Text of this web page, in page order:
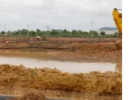
xung đột